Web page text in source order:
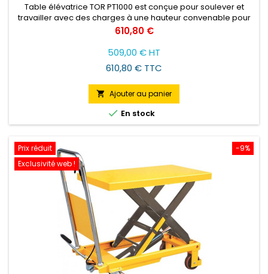
Table élévatrice TOR PT1000 est conçue pour soulever et
travailler avec des charges à une hauteur convenable pour
l'opérateur. Ce modèle soulève les charges jusqu'à 1 tonne.
Prix
610,80 €
509,00 € HT
610,80 € TTC
 Ajouter au panier
 En stock
-9%
Prix réduit
Exclusivité web !